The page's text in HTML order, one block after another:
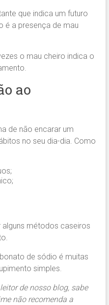
que indica um futuro
é a presença de mau
o mau cheiro indica o
ao
de não encarar um
no seu dia-dia. Como
métodos caseiros
de sódio é muitas
simples.
de nosso blog, sabe
não recomenda a